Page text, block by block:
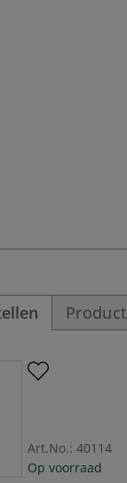
Art.No.: 40114
Op voorraad